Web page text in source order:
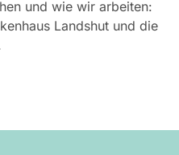
und wie wir arbeiten:
Landshut und die